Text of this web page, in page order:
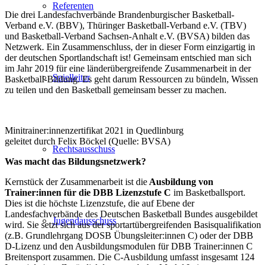
Referenten
Spielleiter
Rechtsausschuss
Jugendausschuss
Die drei Landesfachverbände Brandenburgischer Basketball-
Verband e.V. (BBV), Thüringer Basketball-Verband e.V. (TBV)
und Basketball-Verband Sachsen-Anhalt e.V. (BVSA) bilden das
Netzwerk. Ein Zusammenschluss, der in dieser Form einzigartig in
der deutschen Sportlandschaft ist! Gemeinsam entschied man sich
im Jahr 2019 für eine länderübergreifende Zusammenarbeit in der
Basketball-Bildung. Es geht darum Ressourcen zu bündeln, Wissen
zu teilen und den Basketball gemeinsam besser zu machen.
Minitrainer:innenzertifikat 2021 in Quedlinburg
geleitet durch Felix Böckel (Quelle: BVSA)
Was macht das Bildungsnetzwerk?
Kernstück der Zusammenarbeit ist die Ausbildung von
Trainer:innen für die DBB Lizenzstufe C im Basketballsport.
Dies ist die höchste Lizenzstufe, die auf Ebene der
Landesfachverbände des Deutschen Basketball Bundes ausgebildet
wird. Sie setzt sich aus der sportartübergreifenden Basisqualifikation
(z.B. Grundlehrgang DOSB Übungsleiter:innen C) oder der DBB
D-Lizenz und den Ausbildungsmodulen für DBB Trainer:innen C
Breitensport zusammen. Die C-Ausbildung umfasst insgesamt 124